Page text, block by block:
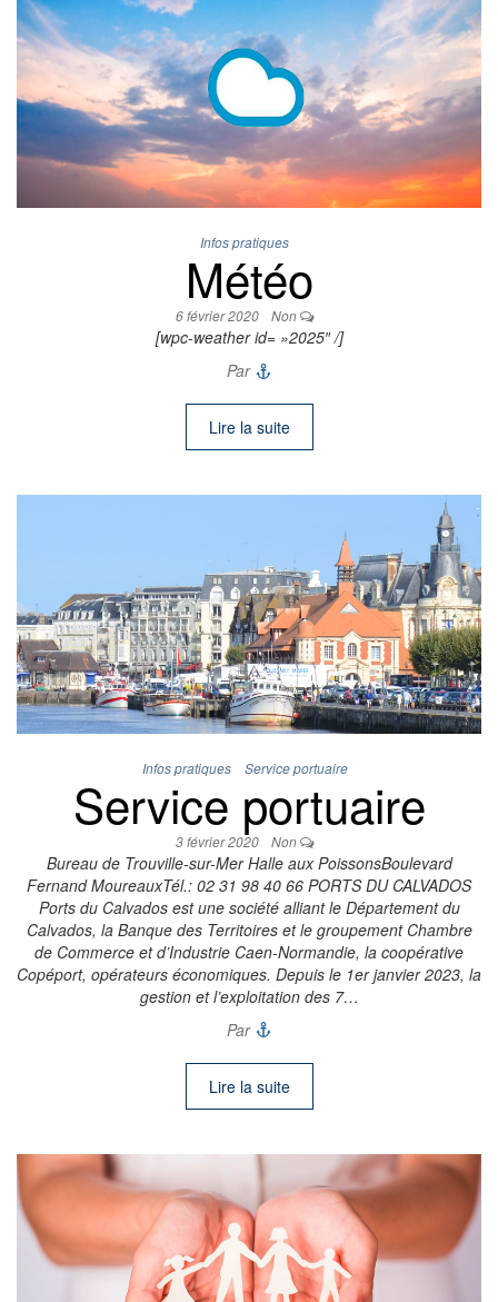
Infos pratiques
Météo
6 février 2020 Non
[wpc-weather id= »2025″ /]
Par
Lire la suite
Infos pratiques Service portuaire
Service portuaire
3 février 2020 Non
Bureau de Trouville-sur-Mer Halle aux PoissonsBoulevard
Fernand MoureauxTél.: 02 31 98 40 66 PORTS DU CALVADOS
Ports du Calvados est une société alliant le Département du
Calvados, la Banque des Territoires et le groupement Chambre
de Commerce et d’Industrie Caen-Normandie, la coopérative
Copéport, opérateurs économiques. Depuis le 1er janvier 2023, la
gestion et l’exploitation des 7…
Par
Lire la suite